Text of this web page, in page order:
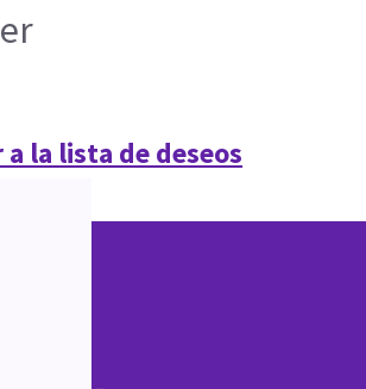
la lista de deseos